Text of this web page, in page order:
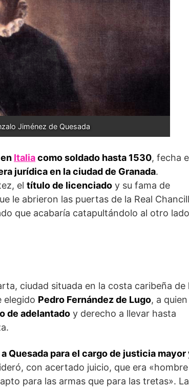
Jiménez de Quesada
Italiacomo soldado hasta 1530, fecha
jurídica en la ciudad de Granada.
el título de licenciado y su fama de
le abrieron las puertas de la Real
que acabaría catapultándolo al otro
ciudad situada en la costa caribeña de
elegido Pedro Fernández de Lugo, a
de adelantado y derecho a llevar hasta
Quesada para el cargo de justicia mayor
con acertado juicio, que era «hombre
para las armas que para las tretas». La